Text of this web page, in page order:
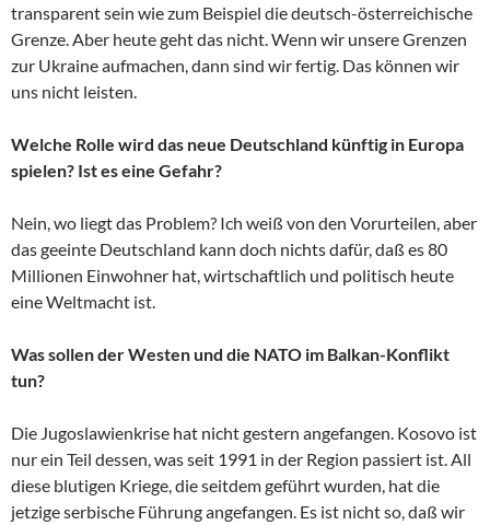
transparent sein wie zum Beispiel die deutsch-österreichische
Grenze. Aber heute geht das nicht. Wenn wir unsere Grenzen
zur Ukraine aufmachen, dann sind wir fertig. Das können wir
uns nicht leisten.
Welche Rolle wird das neue Deutschland künftig in Europa
spielen? Ist es eine Gefahr?
Nein, wo liegt das Problem? Ich weiß von den Vorurteilen, aber
das geeinte Deutschland kann doch nichts dafür, daß es 80
Millionen Einwohner hat, wirtschaftlich und politisch heute
eine Weltmacht ist.
Was sollen der Westen und die NATO im Balkan-Konflikt
tun?
Die Jugoslawienkrise hat nicht gestern angefangen. Kosovo ist
nur ein Teil dessen, was seit 1991 in der Region passiert ist. All
diese blutigen Kriege, die seitdem geführt wurden, hat die
jetzige serbische Führung angefangen. Es ist nicht so, daß wir